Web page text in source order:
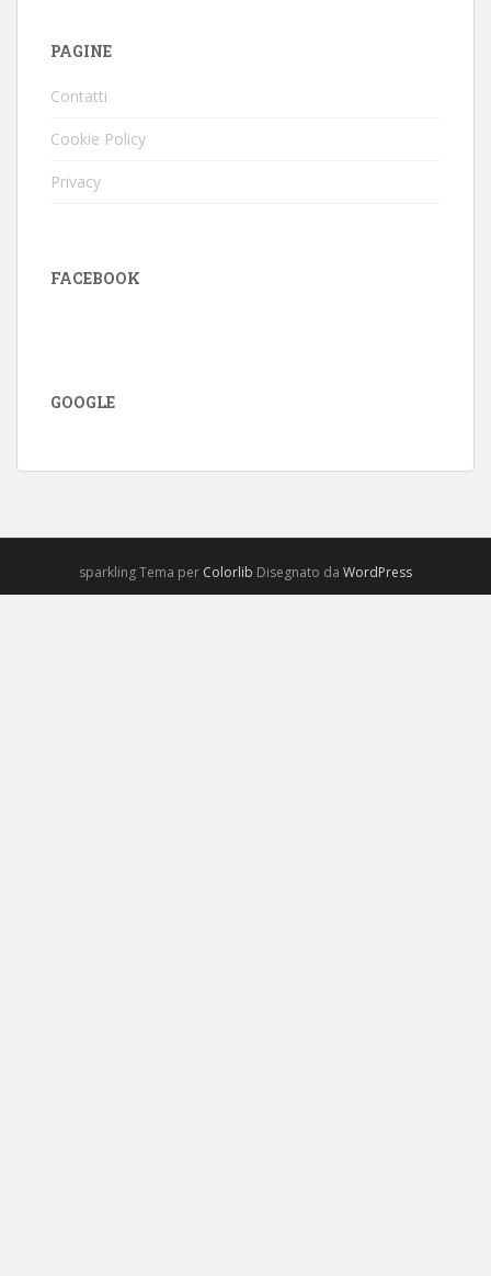
PAGINE
Contatti
Cookie Policy
Privacy
FACEBOOK
GOOGLE
sparkling Tema per Colorlib Disegnato da WordPress